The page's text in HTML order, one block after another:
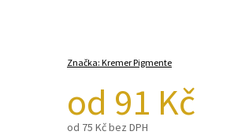
Značka: Kremer Pigmente
od 91 Kč
od 75 Kčbez DPH